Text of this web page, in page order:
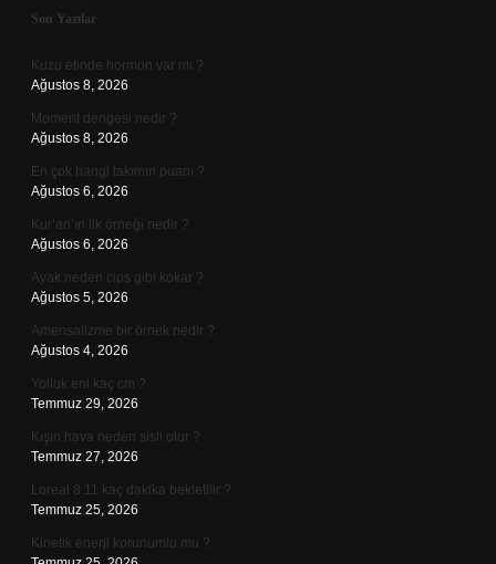
Sidebar
Son Yazılar
Kuzu etinde hormon var mı ?
Ağustos 8, 2026
Moment dengesi nedir ?
Ağustos 8, 2026
En çok hangi takımın puanı ?
Ağustos 6, 2026
Kur’an’ın ilk örneği nedir ?
Ağustos 6, 2026
Ayak neden cips gibi kokar ?
Ağustos 5, 2026
Amensalizme bir örnek nedir ?
Ağustos 4, 2026
Yolluk eni kaç cm ?
Temmuz 29, 2026
Kışın hava neden sisli olur ?
Temmuz 27, 2026
Loreal 8.11 kaç dakika bekletilir ?
Temmuz 25, 2026
Kinetik enerji korunumlu mu ?